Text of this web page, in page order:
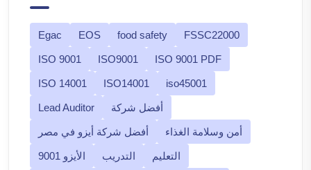
Egac EOS food safety FSSC22000
ISO 9001 ISO9001 ISO 9001 PDF
ISO 14001 ISO14001 iso45001
Lead Auditor أفضل شركة
أفضل شركة أيزو في مصر أمن وسلامة الغذاء
الأيزو 9001 التدريب التعليم